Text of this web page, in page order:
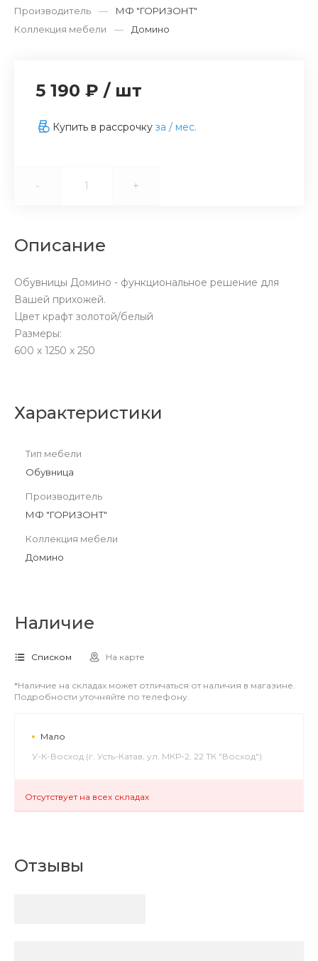
Производитель
—
МФ "ГОРИЗОНТ"
Коллекция мебели
— Домино
5 190 ₽ / шт
Купить в рассрочку за / мес.
- +
Описание
Обувницы Домино - функциональное решение для
Вашей прихожей.
Цвет крафт золотой/белый
Размеры:
600 х 1250 х 250
Характеристики
Тип мебели
Обувница
Производитель
МФ "ГОРИЗОНТ"
Коллекция мебели
Домино
Наличие
Списком На карте
*Наличие на складах может отличаться от наличия в магазине.
Подробности уточняйте по телефону.
Мало
У-К-Восход (г. Усть-Катав, ул. МКР-2, 22 ТК "Восход")
Отсутствует на всех складах
Отзывы